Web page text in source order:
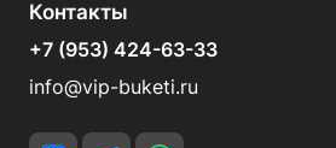
Контакты
+7 (953) 424-63-33
info@vip-buketi.ru